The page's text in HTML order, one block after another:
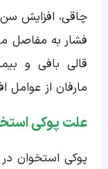
چاقی، افزایش
فشار به مفاصل
قالی بافی و
مارفان از عوامل
علت پوکی
پوکی استخوان